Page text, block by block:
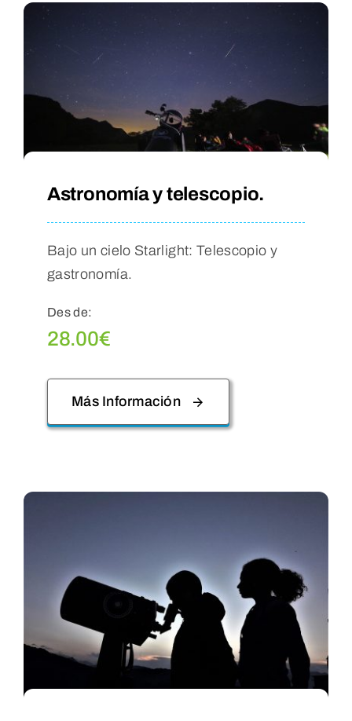
Astronomía y telescopio.
Bajo un cielo Starlight: Telescopio y
gastronomía.
Des de:
28.00€
Más Información